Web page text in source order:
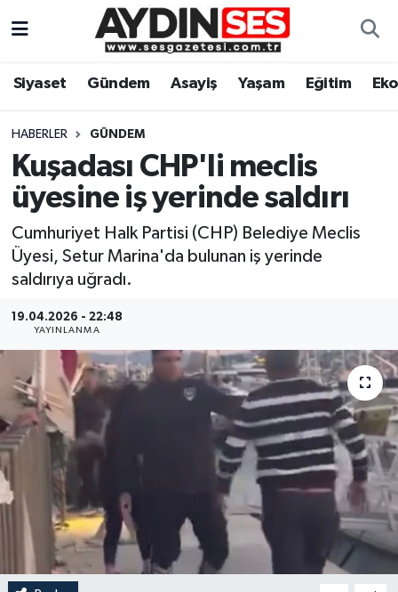
Siyaset Gündem Asayiş Yaşam Eğitim
HABERLER GÜNDEM
Kuşadası CHP'li meclis
üyesine iş yerinde saldırı
Cumhuriyet Halk Partisi (CHP) Belediye Meclis
Üyesi, Setur Marina'da bulunan iş yerinde
saldırıya uğradı.
19.04.2026 - 22:48
YAYINLANMA
Gündem
Siyaset
Ekonomi
Yaşam
Spor
Aydın Hava Durumu
Aydin Namaz Vakitleri
Aydın Trafik Yoğunluk Haritası
Süper Lig Puan Durumu ve Fikstür
Haber Arşivi